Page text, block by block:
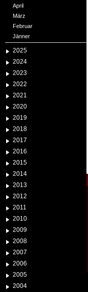
April
März
Februar
Jänner
2025
2024
2023
2022
2021
2020
2019
2018
2017
2016
2015
2014
2013
2012
2011
2010
2009
2008
2007
2006
2005
2004